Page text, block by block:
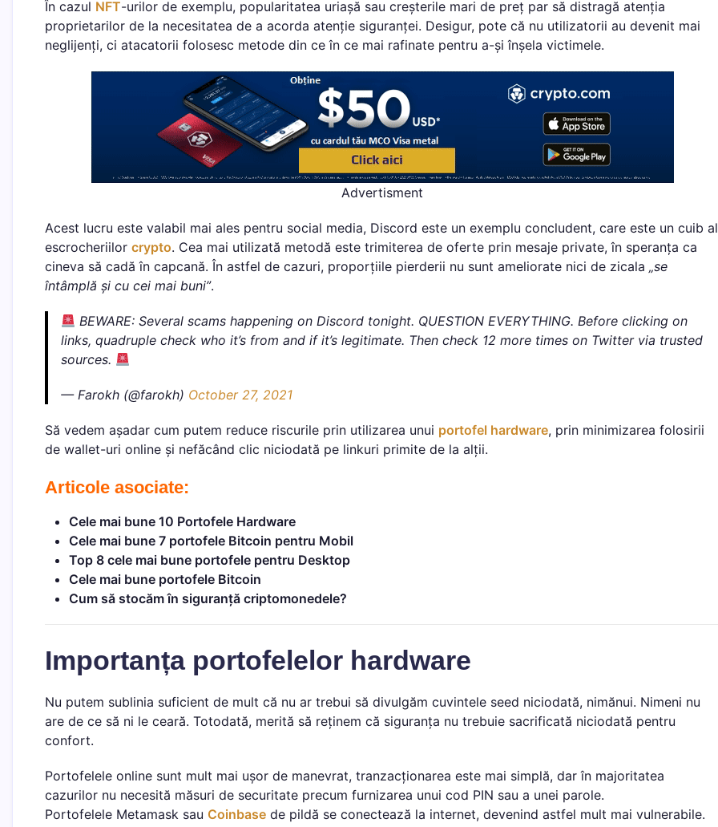
În cazul NFT-urilor de exemplu, popularitatea uriașă sau creșterile mari de preț par să distragă atenția
proprietarilor de la necesitatea de a acorda atenție siguranței. Desigur, pote că nu utilizatorii au devenit mai
neglijenți, ci atacatorii folosesc metode din ce în ce mai rafinate pentru a-și înșela victimele.
Advertisment
Acest lucru este valabil mai ales pentru social media, Discord este un exemplu concludent, care este un cuib al
escrocheriilor crypto. Cea mai utilizată metodă este trimiterea de oferte prin mesaje private, în speranța ca
cineva să cadă în capcană. În astfel de cazuri, proporțiile pierderii nu sunt ameliorate nici de zicala „se
întâmplă și cu cei mai buni”.
BEWARE: Several scams happening on Discord tonight. QUESTION EVERYTHING. Before clicking on
links, quadruple check who it’s from and if it’s legitimate. Then check 12 more times on Twitter via trusted
sources.
— Farokh (@farokh) October 27, 2021
Să vedem așadar cum putem reduce riscurile prin utilizarea unui portofel hardware, prin minimizarea folosirii
de wallet-uri online și nefăcând clic niciodată pe linkuri primite de la alții.
Articole asociate:
Cele mai bune 10 Portofele Hardware
Cele mai bune 7 portofele Bitcoin pentru Mobil
Top 8 cele mai bune portofele pentru Desktop
Cele mai bune portofele Bitcoin
Cum să stocăm în siguranță criptomonedele?
Importanța portofelelor hardware
Nu putem sublinia suficient de mult că nu ar trebui să divulgăm cuvintele seed niciodată, nimănui. Nimeni nu
are de ce să ni le ceară. Totodată, merită să reținem că siguranța nu trebuie sacrificată niciodată pentru
confort.
Portofelele online sunt mult mai ușor de manevrat, tranzacționarea este mai simplă, dar în majoritatea
cazurilor nu necesită măsuri de securitate precum furnizarea unui cod PIN sau a unei parole.
Portofelele Metamask sau Coinbase de pildă se conectează la internet, devenind astfel mult mai vulnerabile.